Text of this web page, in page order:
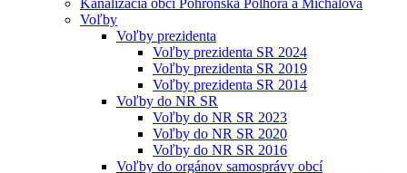
Kanalizácia obcí Pohronská Polhora a Michalová
Voľby
Voľby prezidenta
Voľby prezidenta SR 2024
Voľby prezidenta SR 2019
Voľby prezidenta SR 2014
Voľby do NR SR
Voľby do NR SR 2023
Voľby do NR SR 2020
Voľby do NR SR 2016
Voľby do orgánov samosprávy obcí